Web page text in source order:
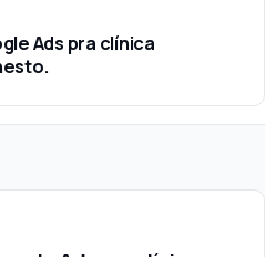
Ads pra clínica